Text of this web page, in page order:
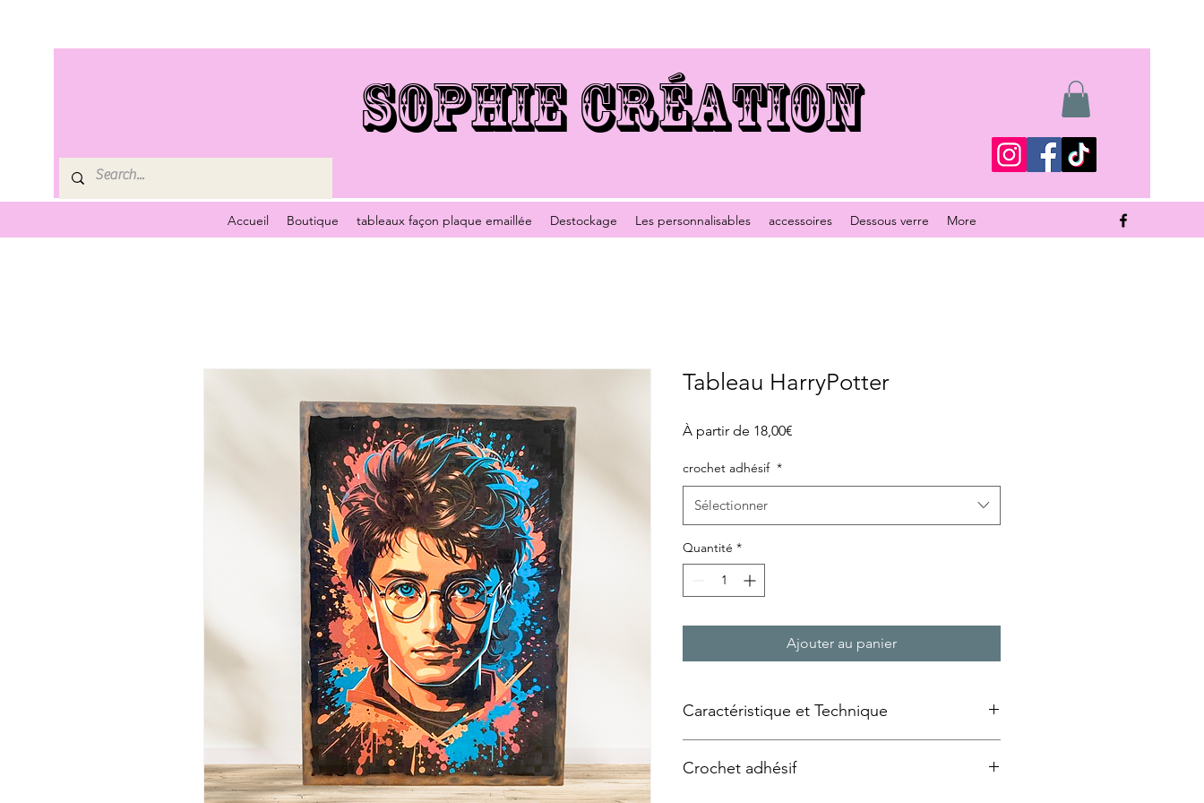
Accueil Boutique tableaux façon plaque emaillée Destockage Les personnalisables accessoires Dessous verre More
SOPHIE CRÉATION
Tableau HarryPotter
À partir de 18,00€
crochet adhésif *
Sélectionner
Quantité *
Ajouter au panier
Caractéristique et Technique
Technique utilisée :Transfert d'image à froid sur un
Crochet adhésif